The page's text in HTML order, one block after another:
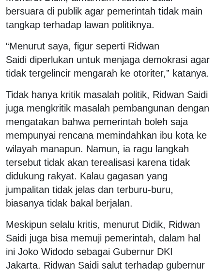
bersuara di publik agar pemerintah tidak main
tangkap terhadap lawan politiknya.
“Menurut saya, figur seperti Ridwan
Saidi diperlukan untuk menjaga demokrasi agar
tidak tergelincir mengarah ke otoriter,” katanya.
Tidak hanya kritik masalah politik, Ridwan Saidi
juga mengkritik masalah pembangunan dengan
mengatakan bahwa pemerintah boleh saja
mempunyai rencana memindahkan ibu kota ke
wilayah manapun. Namun, ia ragu langkah
tersebut tidak akan terealisasi karena tidak
didukung rakyat. Kalau gagasan yang
jumpalitan tidak jelas dan terburu-buru,
biasanya tidak bakal berjalan.
Meskipun selalu kritis, menurut Didik, Ridwan
Saidi juga bisa memuji pemerintah, dalam hal
ini Joko Widodo sebagai Gubernur DKI
Jakarta. Ridwan Saidi salut terhadap gubernur